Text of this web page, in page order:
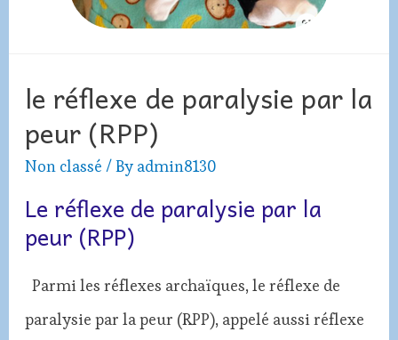
le réflexe de paralysie par la
peur (RPP)
Non classé / By admin8130
Le réflexe de paralysie par la
peur (RPP)
Parmi les réflexes archaïques, le réflexe de
paralysie par la peur (RPP), appelé aussi réflexe